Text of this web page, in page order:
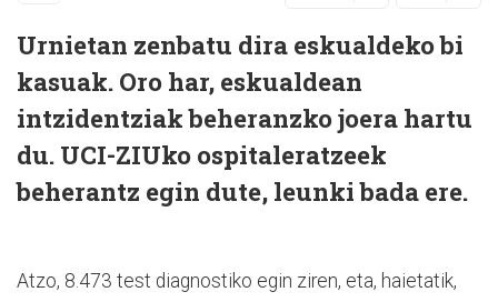
Urnietan zenbatu dira eskualdeko bi
kasuak. Oro har, eskualdean
intzidentziak beheranzko joera hartu
du. UCI-ZIUko ospitaleratzeek
beherantz egin dute, leunki bada ere.
Atzo, 8.473 test diagnostiko egin ziren, eta, haietatik,